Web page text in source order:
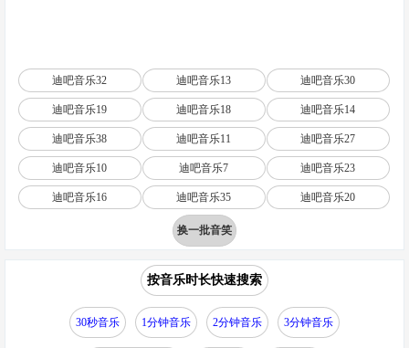
迪吧音乐32 迪吧音乐13 迪吧音乐30
迪吧音乐19 迪吧音乐18 迪吧音乐14
迪吧音乐38 迪吧音乐11 迪吧音乐27
迪吧音乐10 迪吧音乐7 迪吧音乐23
迪吧音乐16 迪吧音乐35 迪吧音乐20
换一批音笑
按音乐时长快速搜索
30秒音乐 1分钟音乐 2分钟音乐 3分钟音乐